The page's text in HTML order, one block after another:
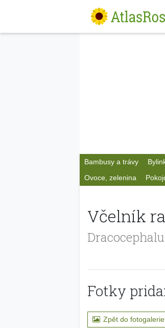
Bambusy a trávy
Ovoce, zelenina
Včelník
Fotky
Zpět do fotogalerie